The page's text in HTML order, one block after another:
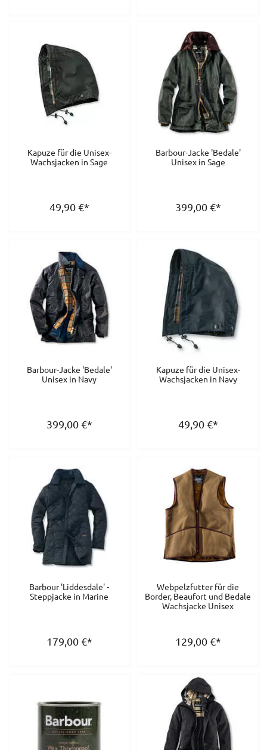
Kapuze für die Unisex-
Wachsjacken in Sage
49,90€*
Barbour-Jacke 'Bedale'
Unisex in Sage
399,00€*
Barbour-Jacke 'Bedale'
Unisex in Navy
399,00€*
Kapuze für die Unisex-
Wachsjacken in Navy
49,90€*
Barbour 'Liddesdale' -
Steppjacke in Marine
179,00€*
Webpelzfutter für die
Border, Beaufort und Bedale
Wachsjacke Unisex
129,00€*